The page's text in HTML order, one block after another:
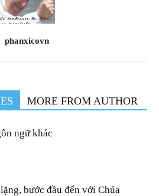
phanxicovn
MORE FROM AUTHOR
ngữ khác
bước đầu đến với Chúa